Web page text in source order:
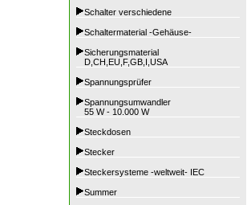
Schalter verschiedene
Schaltermaterial -Gehäuse-
Sicherungsmaterial
D,CH,EU,F,GB,I,USA
Spannungsprüfer
Spannungsumwandler
55 W - 10.000 W
Steckdosen
Stecker
Steckersysteme -weltweit- IEC
Summer